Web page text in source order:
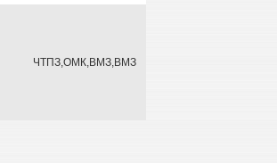
ЧТПЗ,ОМК,ВМЗ,ВМЗ